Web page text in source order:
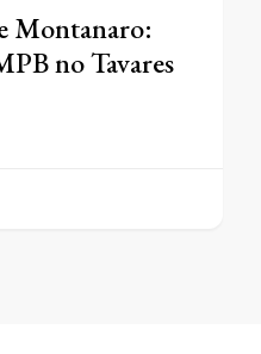
Montanaro:
no Tavares